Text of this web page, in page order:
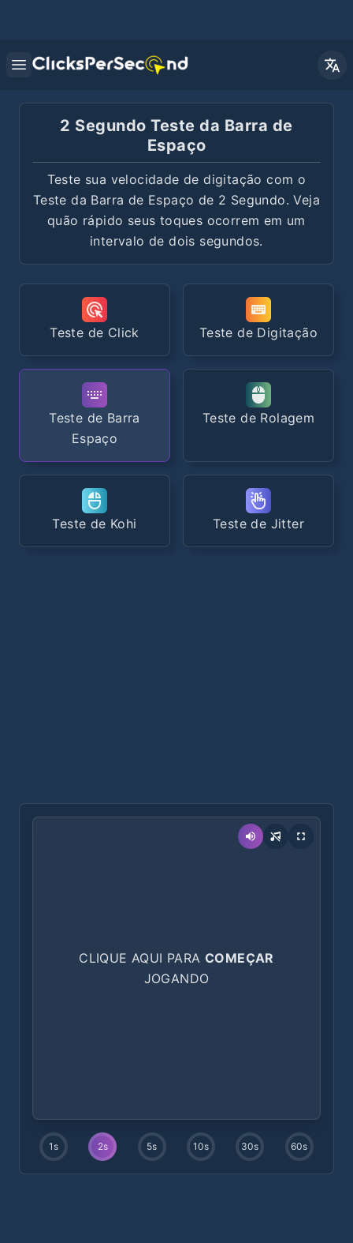
Open main menu
2 Segundo Teste da Barra de
Espaço
Teste sua velocidade de digitação com o
Teste da Barra de Espaço de 2 Segundo. Veja
quão rápido seus toques ocorrem em um
intervalo de dois segundos.
Teste de Click Teste de Digitação
Teste de Barra
Espaço
Teste de Rolagem
Teste de Kohi Teste de Jitter
CLIQUE AQUI PARA COMEÇAR
JOGANDO
1s 2s 5s 10s 30s 60s